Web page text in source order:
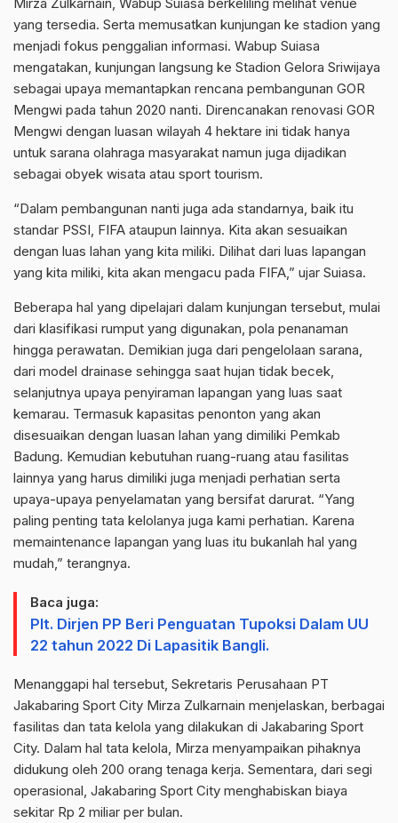
Mirza Zulkarnain, Wabup Suiasa berkeliling melihat venue
yang tersedia. Serta memusatkan kunjungan ke stadion yang
menjadi fokus penggalian informasi. Wabup Suiasa
mengatakan, kunjungan langsung ke Stadion Gelora Sriwijaya
sebagai upaya memantapkan rencana pembangunan GOR
Mengwi pada tahun 2020 nanti. Direncanakan renovasi GOR
Mengwi dengan luasan wilayah 4 hektare ini tidak hanya
untuk sarana olahraga masyarakat namun juga dijadikan
sebagai obyek wisata atau sport tourism.
“Dalam pembangunan nanti juga ada standarnya, baik itu
standar PSSI, FIFA ataupun lainnya. Kita akan sesuaikan
dengan luas lahan yang kita miliki. Dilihat dari luas lapangan
yang kita miliki, kita akan mengacu pada FIFA,” ujar Suiasa.
Beberapa hal yang dipelajari dalam kunjungan tersebut, mulai
dari klasifikasi rumput yang digunakan, pola penanaman
hingga perawatan. Demikian juga dari pengelolaan sarana,
dari model drainase sehingga saat hujan tidak becek,
selanjutnya upaya penyiraman lapangan yang luas saat
kemarau. Termasuk kapasitas penonton yang akan
disesuaikan dengan luasan lahan yang dimiliki Pemkab
Badung. Kemudian kebutuhan ruang-ruang atau fasilitas
lainnya yang harus dimiliki juga menjadi perhatian serta
upaya-upaya penyelamatan yang bersifat darurat. “Yang
paling penting tata kelolanya juga kami perhatian. Karena
memaintenance lapangan yang luas itu bukanlah hal yang
mudah,” terangnya.
Baca juga:
Plt. Dirjen PP Beri Penguatan Tupoksi Dalam UU
22 tahun 2022 Di Lapasitik Bangli.
Menanggapi hal tersebut, Sekretaris Perusahaan PT
Jakabaring Sport City Mirza Zulkarnain menjelaskan, berbagai
fasilitas dan tata kelola yang dilakukan di Jakabaring Sport
City. Dalam hal tata kelola, Mirza menyampaikan pihaknya
didukung oleh 200 orang tenaga kerja. Sementara, dari segi
operasional, Jakabaring Sport City menghabiskan biaya
sekitar Rp 2 miliar per bulan.